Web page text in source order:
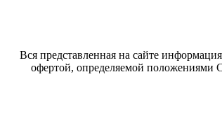
Вся представленная на сайте
офертой, определяемой положениями